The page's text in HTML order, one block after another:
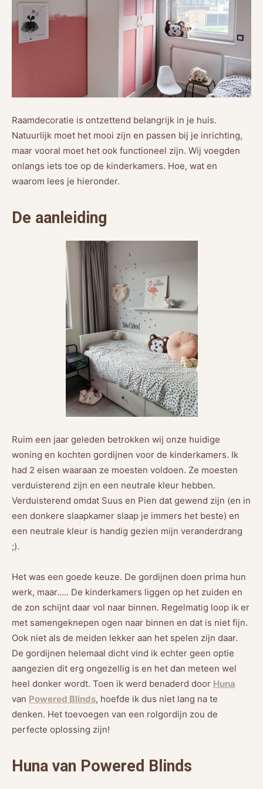
Raamdecoratie is ontzettend belangrijk in je huis.
Natuurlijk moet het mooi zijn en passen bij je inrichting,
maar vooral moet het ook functioneel zijn. Wij voegden
onlangs iets toe op de kinderkamers. Hoe, wat en
waarom lees je hieronder.
De aanleiding
Ruim een jaar geleden betrokken wij onze huidige
woning en kochten gordijnen voor de kinderkamers. Ik
had 2 eisen waaraan ze moesten voldoen. Ze moesten
verduisterend zijn en een neutrale kleur hebben.
Verduisterend omdat Suus en Pien dat gewend zijn (en in
een donkere slaapkamer slaap je immers het beste) en
een neutrale kleur is handig gezien mijn veranderdrang
;).
Het was een goede keuze. De gordijnen doen prima hun
werk, maar….. De kinderkamers liggen op het zuiden en
de zon schijnt daar vol naar binnen. Regelmatig loop ik er
met samengeknepen ogen naar binnen en dat is niet fijn.
Ook niet als de meiden lekker aan het spelen zijn daar.
De gordijnen helemaal dicht vind ik echter geen optie
aangezien dit erg ongezellig is en het dan meteen wel
heel donker wordt. Toen ik werd benaderd door Huna
van Powered Blinds, hoefde ik dus niet lang na te
denken. Het toevoegen van een rolgordijn zou de
perfecte oplossing zijn!
Huna van Powered Blinds